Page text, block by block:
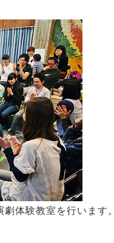
体験教室を行います。